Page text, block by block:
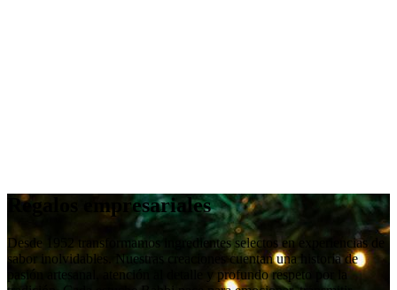
Regalos empresariales
Desde 1952 transformamos ingredientes selectos en experiencias de
sabor inolvidables. Nuestras creaciones cuentan una historia de
pasión artesanal, atención al detalle y profundo respeto por la